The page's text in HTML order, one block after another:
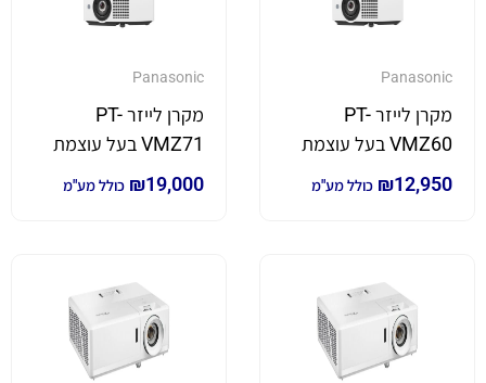
Panasonic
מקרן לייזר PT-
VMZ60 בעל עוצמת
הארה של 6,000 לומן₪12,950 כולל מע"מ
Panasonic
מקרן לייזר PT-
VMZ71 בעל עוצמת
הארה של 7,000 לומן₪19,000 כולל מע"מ